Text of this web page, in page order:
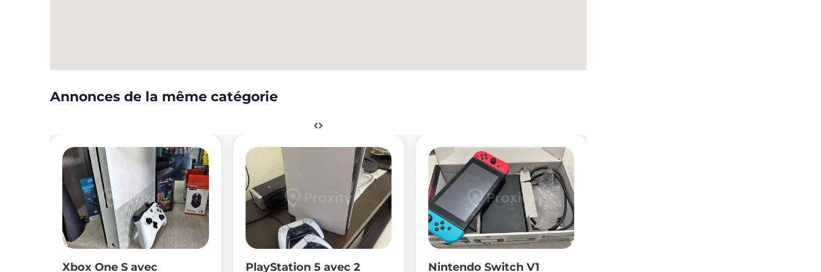
Annonces de la même catégorie
PlayStation 5 avec 2
Nintendo Switch V1
2 manettes PS5